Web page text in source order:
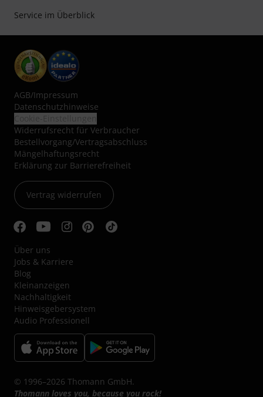
Service im Überblick
AGB/Impressum
Datenschutzhinweise
Widerrufsrecht für Verbraucher
Bestellvorgang/Vertragsabschluss
Mängelhaftungsrecht
Erklärung zur Barrierefreiheit
Vertrag widerrufen
Über uns
Jobs & Karriere
Blog
Kleinanzeigen
Nachhaltigkeit
Hinweisgebersystem
Audio Professionell
© 1996–2026 Thomann GmbH.
Thomann loves you, because you rock!